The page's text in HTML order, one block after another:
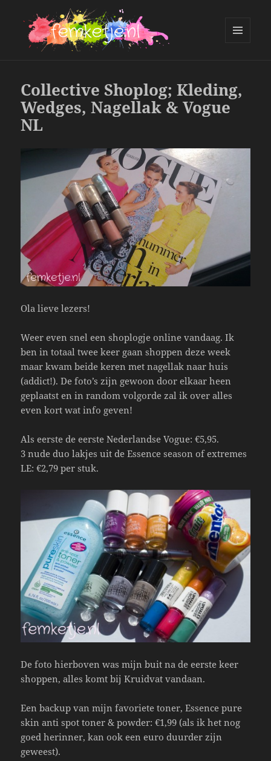
Collective Shoplog; Kleding,
Wedges, Nagellak & Vogue
NL
Ola lieve lezers!
Weer even snel een shoplogje online vandaag. Ik
ben in totaal twee keer gaan shoppen deze week
maar kwam beide keren met nagellak naar huis
(addict!). De foto’s zijn gewoon door elkaar heen
geplaatst en in random volgorde zal ik over alles
even kort wat info geven!
Als eerste de eerste Nederlandse Vogue: €5,95.
3 nude duo lakjes uit de Essence season of extremes
LE: €2,79 per stuk.
De foto hierboven was mijn buit na de eerste keer
shoppen, alles komt bij Kruidvat vandaan.
Een backup van mijn favoriete toner, Essence pure
skin anti spot toner & powder: €1,99 (als ik het nog
goed herinner, kan ook een euro duurder zijn
geweest).